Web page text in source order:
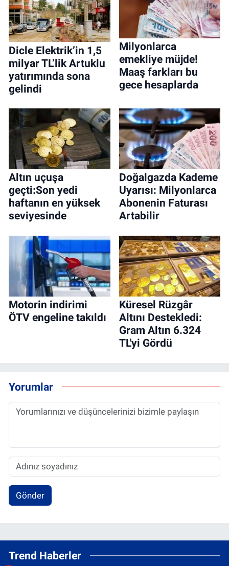
Dicle Elektrik’in 1,5
milyar TL’lik Artuklu
yatırımında sona
gelindi
Milyonlarca
emekliye müjde!
Maaş farkları bu
gece hesaplarda
Altın uçuşa
geçti:Son yedi
haftanın en yüksek
seviyesinde
Doğalgazda Kademe
Uyarısı: Milyonlarca
Abonenin Faturası
Artabilir
Motorin indirimi
ÖTV engeline takıldı
Küresel Rüzgâr
Altını Destekledi:
Gram Altın 6.324
TL'yi Gördü
Yorumlar
Gönder
Trend Haberler